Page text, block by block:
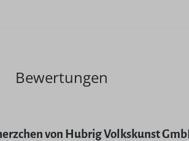
Bewertungen
von Hubrig Volkskunst